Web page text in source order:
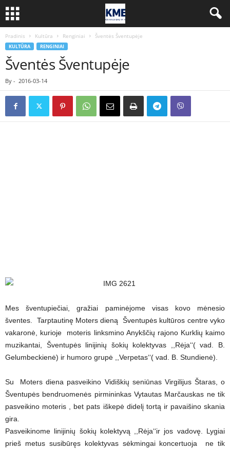
Pradinis Kultūra Renginiai Šventės Šventupėje
KULTŪRA RENGINIAI
Šventės Šventupėje
By - 2016-03-14
Mes šventupiečiai, gražiai paminėjome visas kovo mėnesio
šventes. Tarptautinę Moters dieną Šventupės kultūros centre vyko
vakaronė, kurioje moteris linksmino Anykščių rajono Kurklių kaimo
muzikantai, Šventupės linijinių šokių kolektyvas ,,Rėja‘‘( vad. B.
Gelumbeckienė) ir humoro grupė ,,Verpetas‘‘( vad. B. Stundienė).
Su Moters diena pasveikino Vidiškių seniūnas Virgilijus Štaras, o
Šventupės bendruomenės pirmininkas Vytautas Marčauskas ne tik
pasveikino moteris , bet pats iškepė didelį tortą ir pavaišino skania
gira.
Pasveikinome linijinių šokių kolektyvą ,,Rėja‘‘ir jos vadovę. Lygiai
prieš metus susibūręs kolektyvas sėkmingai koncertuoja ne tik